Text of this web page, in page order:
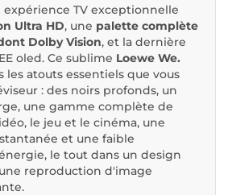
expérience TV exceptionnelle
Ultra HD, une palette complète
Dolby Vision, et la dernière
oled. Ce sublime Loewe We.
les atouts essentiels que vous
: des noirs profonds, un
une gamme complète de
le jeu et le cinéma, une
et une faible
le tout dans un design
reproduction d'image